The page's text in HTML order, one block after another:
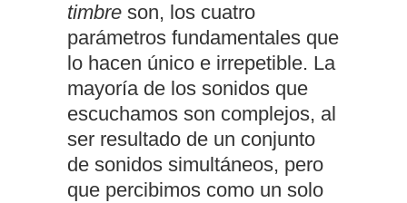
timbre son, los cuatro
parámetros fundamentales que
lo hacen único e irrepetible. La
mayoría de los sonidos que
escuchamos son complejos, al
ser resultado de un conjunto
de sonidos simultáneos, pero
que percibimos como un solo